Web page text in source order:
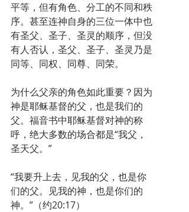
平等，但有角色、分工的不同和秩
序。甚至连神自身的三位一体中也
有圣父、圣子、圣灵的顺序，但没
有人否认，圣父、圣子、圣灵乃是
同等、同权、同尊、同荣。
为什么父亲的角色如此重要？因为
神是耶稣基督的父，也是我们的
父。福音书中耶稣基督对神的称
呼，绝大多数的场合都是“我父，
圣天父。”
“我要升上去，见我的父，也是你
们的父。见我的神，也是你们的
神。”（约20:17）